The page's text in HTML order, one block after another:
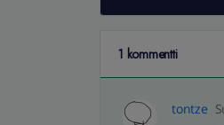
1 kommentti
tontze